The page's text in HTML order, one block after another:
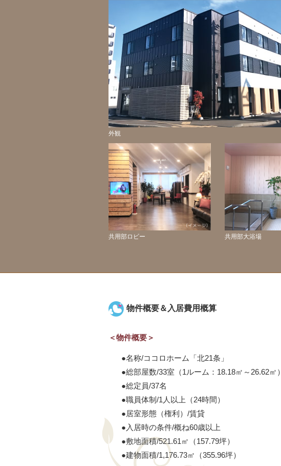
外観
共用部ロビー 共用部大浴場
物件概要＆入居費用概算
＜物件概要＞
●名称/ココロホーム「北21条」
●総部屋数/33室（1ルーム：18.18㎡～26.62㎡）
●総定員/37名
●職員体制/1人以上（24時間）
●居室形態（権利）/賃貸
●入居時の条件/概ね60歳以上
●敷地面積/521.61㎡（157.79坪）
●建物面積/1,176.73㎡（355.96坪）